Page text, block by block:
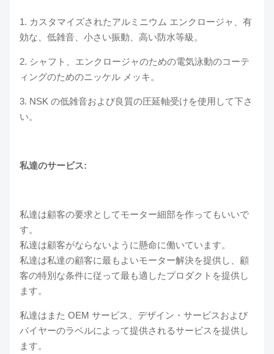
1. カスタマイズされたアルミニウム エンクロージャ、有
効な、低雑音、小さい振動、高い防水等級。
2. シャフト、エンクロージャのための電気泳動のコーテ
ィングのためのニッケル メッキ。
3. NSK の低雑音および良質の圧延軸受けを使用して下さ
い。
私達のサービス:
私達は顧客の要求としてモーター細部を作ってもいいで
す。
私達は顧客がならないように懸命に働いています。
私達は私達の顧客に最もよいモーター解決を提供し、顧
客の特別な条件に従って最も適したプロダクトを提供し
ます。
私達はまた OEM サービス、デザイン・サービスおよび
バイヤーのラベルによって提供されるサービスを提供し
ます。